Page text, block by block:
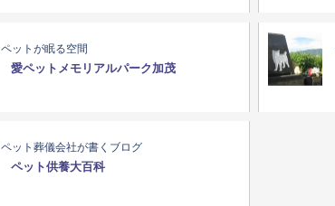
ペットが眠る空間
愛ペットメモリアルパーク加茂
ペット葬儀会社が書くブログ
ペット供養大百科